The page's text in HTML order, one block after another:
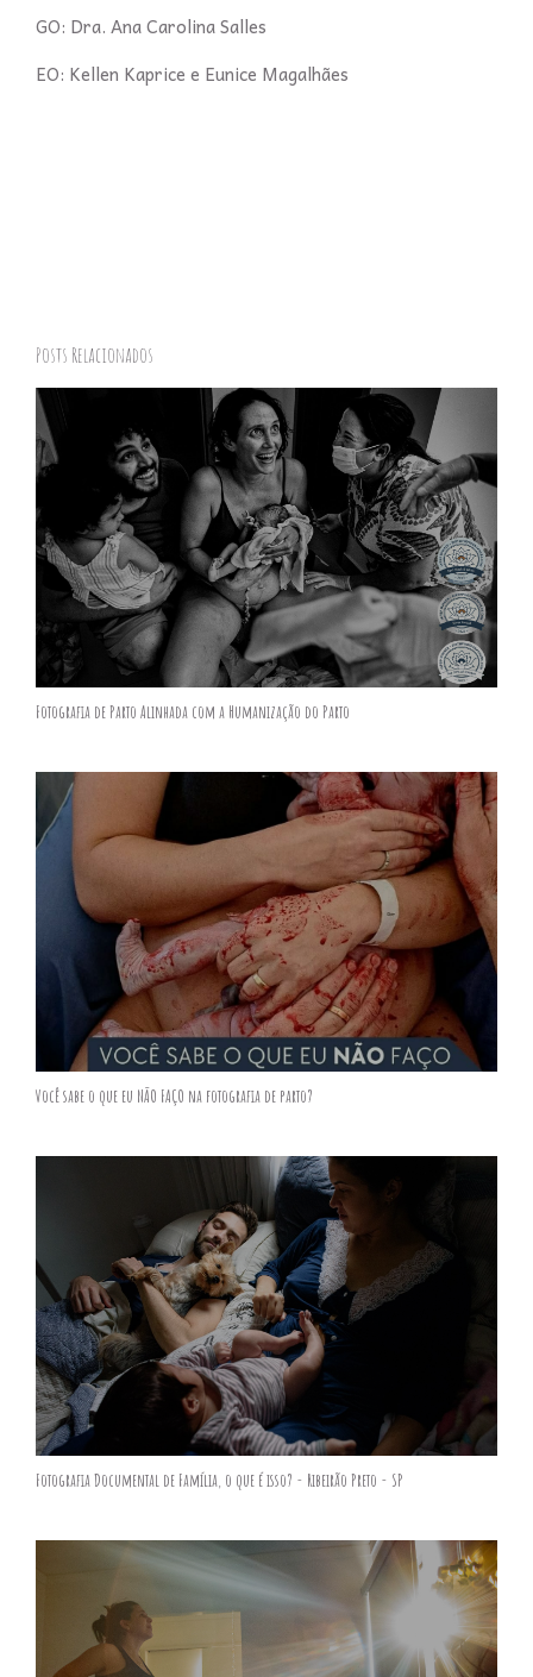
GO: Dra. Ana Carolina Salles
EO: Kellen Kaprice e Eunice Magalhães
Posts Relacionados
Fotografia de Parto Alinhada com a Humanização do Parto
Você sabe o que eu NÃO FAÇO na fotografia de parto?
Fotografia Documental de Família, o que é isso? - Ribeirão Preto - SP